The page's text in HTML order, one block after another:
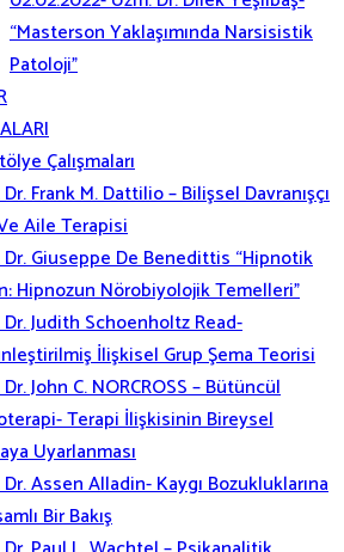
“Masterson Yaklaşımında Narsisistik
Patoloji”
Çalışmaları
Frank M. Dattilio – Bilişsel Davranışçı
Aile Terapisi
Giuseppe De Benedittis “Hipnotik
Hipnozun Nörobiyolojik Temelleri”
Judith Schoenholtz Read-
İlişkisel Grup Şema Teorisi
John C. NORCROSS – Bütüncül
Terapi İlişkisinin Bireysel
Uyarlanması
Assen Alladin- Kaygı Bozukluklarına
Bir Bakış